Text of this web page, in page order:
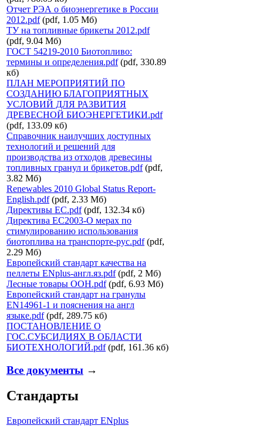
Отчет РЭА о биоэнергетике в России
2012.pdf(pdf, 1.05 Мб)
ТУ на топливные брикеты 2012.pdf
(pdf, 9.04 Мб)
ГОСТ 54219-2010 Биотопливо:
термины и определения.pdf(pdf, 330.89
кб)
ПЛАН МЕРОПРИЯТИЙ ПО
СОЗДАНИЮ БЛАГОПРИЯТНЫХ
УСЛОВИЙ ДЛЯ РАЗВИТИЯ
ДРЕВЕСНОЙ БИОЭНЕРГЕТИКИ.pdf
(pdf, 133.09 кб)
Справочник наилучших доступных
технологий и решений для
производства из отходов древесины
топливных гранул и брикетов.pdf(pdf,
3.82 Мб)
Renewables 2010 Global Status Report-
English.pdf(pdf, 2.33 Мб)
Директивы ЕС.pdf(pdf, 132.34 кб)
Директива ЕС2003-О мерах по
стимулированию использования
биотоплива на транспорте-рус.pdf(pdf,
2.29 Мб)
Европейский стандарт качества на
пеллеты ENplus-англ.яз.pdf(pdf, 2 Мб)
Лесные товары ООН.pdf(pdf, 6.93 Мб)
Европейский стандарт на гранулы
EN14961-1 и пояснения на англ
языке.pdf(pdf, 289.75 кб)
ПОСТАНОВЛЕНИЕ О
ГОС.СУБСИДИЯХ В ОБЛАСТИ
БИОТЕХНОЛОГИЙ.pdf(pdf, 161.36 кб)
Все документы →
Стандарты
Европейский стандарт ENplus